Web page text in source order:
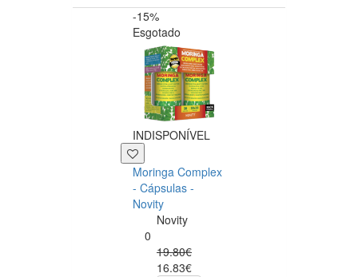
-15%
Esgotado
INDISPONÍVEL
Moringa Complex
- Cápsulas -
Novity
Novity
0
19.80€
16.83€